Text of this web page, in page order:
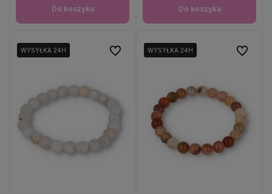
Do koszyka Do koszyka
WYSYŁKA 24H
WYSYŁKA 24H Do ulubionychWYSYŁKA 24H
WYSYŁKA 24H Do